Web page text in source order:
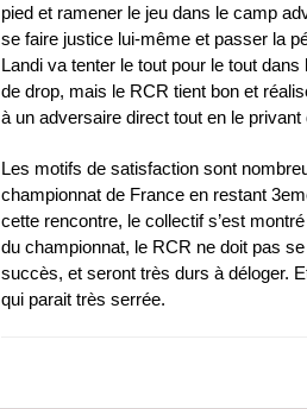
pied et ramener le jeu dans le camp
se faire justice lui-même et passer la
Landi va tenter le tout pour le tout
de drop, mais le RCR tient bon et
à un adversaire direct tout en le privant
Les motifs de satisfaction sont
championnat de France en restant
cette rencontre, le collectif s’est
du championnat, le RCR ne doit pas
succès, et seront très durs à déloger.
qui parait très serrée.